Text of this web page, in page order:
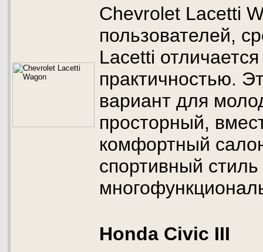
Chevrolet Lacetti
пользователей,
Lacetti
практичностью.
вариант для
просторный,
комфортный
спортивный стиль
Honda Civic III